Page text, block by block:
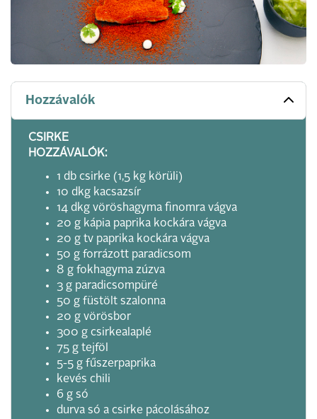
Hozzávalók
CSIRKE
HOZZÁVALÓK:
1 db csirke (1,5 kg körüli)
10 dkg kacsazsír
14 dkg vöröshagyma finomra vágva
20 g kápia paprika kockára vágva
20 g tv paprika kockára vágva
50 g forrázott paradicsom
8 g fokhagyma zúzva
3 g paradicsompüré
50 g füstölt szalonna
20 g vörösbor
300 g csirkealaplé
75 g tejföl
5-5 g fűszerpaprika
kevés chili
6 g só
durva só a csirke pácolásához